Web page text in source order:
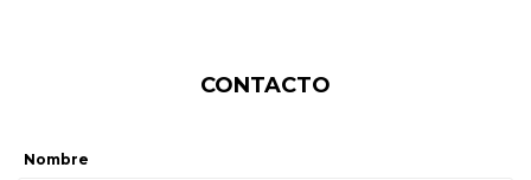
CONTACTO
Nombre